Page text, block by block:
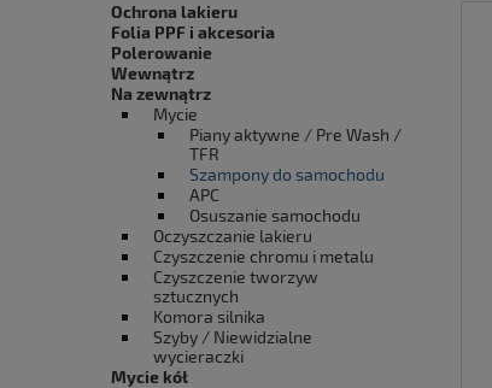
Ochrona lakieru
Folia PPF i akcesoria
Polerowanie
Wewnątrz
Na zewnątrz
Mycie
Piany aktywne / Pre Wash /
TFR
Szampony do samochodu
APC
Osuszanie samochodu
Oczyszczanie lakieru
Czyszczenie chromu i metalu
Czyszczenie tworzyw
sztucznych
Komora silnika
Szyby / Niewidzialne
wycieraczki
Mycie kół